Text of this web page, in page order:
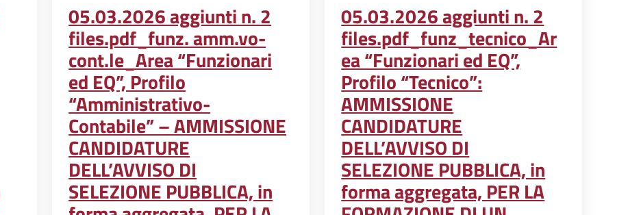
05.03.2026 aggiunti n. 2
files.pdf_funz. amm.vo-
cont.le_Area “Funzionari
ed EQ”, Profilo
“Amministrativo-
Contabile” – AMMISSIONE
CANDIDATURE
DELL’AVVISO DI
SELEZIONE PUBBLICA, in
05.03.2026 aggiunti n. 2
files.pdf_funz_tecnico_Ar
ea “Funzionari ed EQ”,
Profilo “Tecnico”:
AMMISSIONE
CANDIDATURE
DELL’AVVISO DI
SELEZIONE PUBBLICA, in
forma aggregata, PER LA